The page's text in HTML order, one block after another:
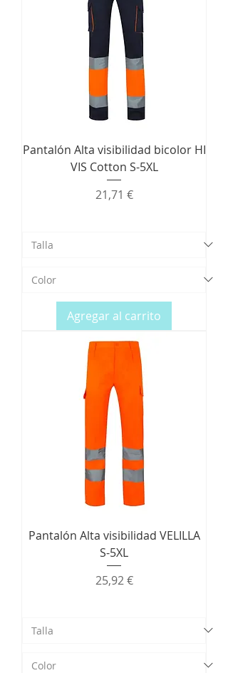
Pantalón Alta visibilidad bicolor HI
VIS Cotton S-5XL
Precio
21,71 €
Agregar al carrito
Pantalón Alta visibilidad VELILLA
S-5XL
Precio
25,92 €